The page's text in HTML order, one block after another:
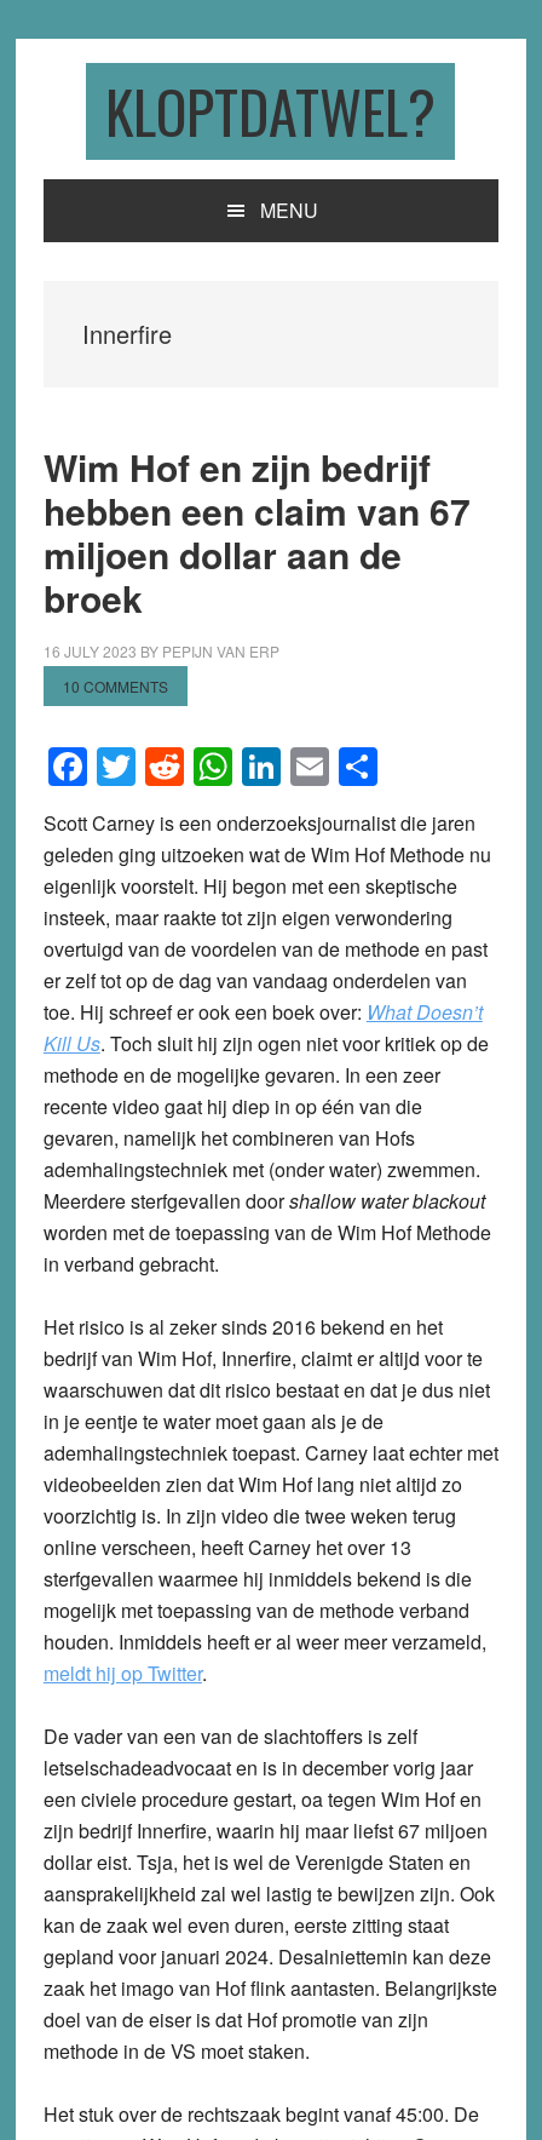
KLOPTDATWEL?
MENU
Innerfire
Wim Hof en zijn bedrijf
hebben een claim van 67
miljoen dollar aan de
broek
16 JULY 2023 BY PEPIJN VAN ERP
10 COMMENTS
Facebook
Twitter
Reddit
WhatsApp
LinkedIn
EmailShare
Scott Carney is een onderzoeksjournalist die jaren
geleden ging uitzoeken wat de Wim Hof Methode nu
eigenlijk voorstelt. Hij begon met een skeptische
insteek, maar raakte tot zijn eigen verwondering
overtuigd van de voordelen van de methode en past
er zelf tot op de dag van vandaag onderdelen van
toe. Hij schreef er ook een boek over: What Doesn’t
Kill Us. Toch sluit hij zijn ogen niet voor kritiek op de
methode en de mogelijke gevaren. In een zeer
recente video gaat hij diep in op één van die
gevaren, namelijk het combineren van Hofs
ademhalingstechniek met (onder water) zwemmen.
Meerdere sterfgevallen doorshallow water blackout
worden met de toepassing van de Wim Hof Methode
in verband gebracht.
Het risico is al zeker sinds 2016 bekend en het
bedrijf van Wim Hof, Innerfire, claimt er altijd voor te
waarschuwen dat dit risico bestaat en dat je dus niet
in je eentje te water moet gaan als je de
ademhalingstechniek toepast. Carney laat echter met
videobeelden zien dat Wim Hof lang niet altijd zo
voorzichtig is. In zijn video die twee weken terug
online verscheen, heeft Carney het over 13
sterfgevallen waarmee hij inmiddels bekend is die
mogelijk met toepassing van de methode verband
houden. Inmiddels heeft er al weer meer verzameld,
meldt hij op Twitter.
De vader van een van de slachtoffers is zelf
letselschadeadvocaat en is in december vorig jaar
een civiele procedure gestart, oa tegen Wim Hof en
zijn bedrijf Innerfire, waarin hij maar liefst 67 miljoen
dollar eist. Tsja, het is wel de Verenigde Staten en
aansprakelijkheid zal wel lastig te bewijzen zijn. Ook
kan de zaak wel even duren, eerste zitting staat
gepland voor januari 2024. Desalniettemin kan deze
zaak het imago van Hof flink aantasten. Belangrijkste
doel van de eiser is dat Hof promotie van zijn
methode in de VS moet staken.
Het stuk over de rechtszaak begint vanaf 45:00. De